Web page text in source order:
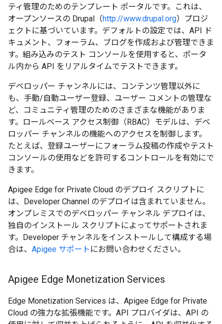
ティ管理のためのテンプレート ポータルです。これは、
オープンソースの Drupal（http://www.drupal.org）プロジ
ェクトに基づいています。デフォルトの設定では、API ド
キュメント、フォーラム、ブログを作成および管理できま
す。組み込みのテスト コンソールを使用すると、ポータ
ル内から API をリアルタイムでテストできます。
デベロッパー チャンネルには、コンテンツ管理以外に
も、手動/自動ユーザー登録、ユーザー コメントの管理な
ど、コミュニティ管理のためのさまざまな機能がありま
す。ロールベース アクセス制御（RBAC）モデルは、デベ
ロッパー チャンネルの機能へのアクセスを制御します。
たとえば、登録ユーザーにフォーラム投稿の作成やテスト
コンソールの使用などを許可するコントロールを有効にで
きます。
Apigee Edge for Private Cloud のデプロイ スクリプトに
は、Developer Channel のデプロイは含まれていません。
オンプレミスでのデベロッパー チャンネル デプロイは、
独自のインストール スクリプトによってサポートされま
す。Developer チャンネルをインストールして構成する場
合は、 Apigee サポート にお問い合わせください。
Apigee Edge Monetization Services
Edge Monetization Services は、Apigee Edge for Private
Cloud の強力な拡張機能です。API プロバイダは、API の